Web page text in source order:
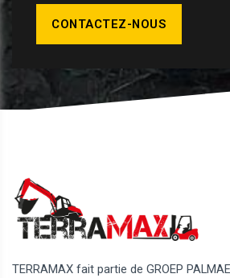
CONTACTEZ-NOUS
TERRAMAX fait partie de GROEP